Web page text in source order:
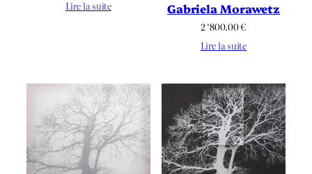
Lire la suite
Gabriela Morawetz
2 ‘800.00€
Lire la suite